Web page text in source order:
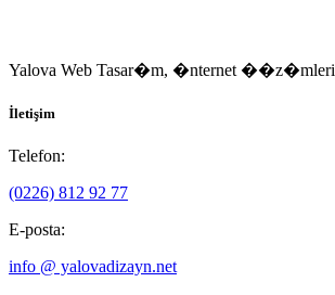
Yalova Web Tasar�m, �nternet ��z�mleri
İletişim
Telefon:
(0226) 812 92 77
E-posta:
info @ yalovadizayn.net